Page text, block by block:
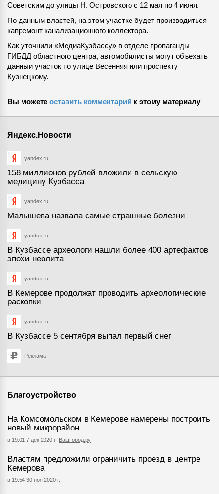
Советским до улицы Н. Островского с 12 мая по 4 июня.
По данным властей, на этом участке будет производиться
капремонт канализационного коллектора.
Как уточнили «МедиаКузбассу» в отделе пропаганды
ГИБДД областного центра, автомобилисты могут объехать
данный участок по улице Весенняя или проспекту
Кузнецкому.
Вы можете оставить комментарий к этому материалу
Яндекс.Новости
yandex.ru
158 миллионов рублей вложили в сельскую
медицину Кузбасса
yandex.ru
Малышева назвала самые страшные болезни
yandex.ru
В Кузбассе археологи нашли более 400 артефактов
эпохи неолита
yandex.ru
В Кемерове продолжат проводить археологические
раскопки
yandex.ru
В Кузбассе 5 сентября выпал первый снег
Реклама
Благоустройство
На Комсомольском в Кемерове намерены построить
новый микрорайон
в 19:01 7 дек 2020 г. ВашГород.ру
Властям предложили ограничить проезд в центре
Кемерова
в 19:54 30 ноя 2020 г.